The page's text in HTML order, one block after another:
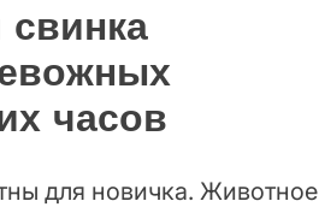
свинка
часов
для новичка. Животное